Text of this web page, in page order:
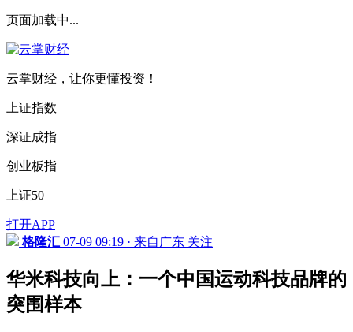
页面加载中...
云掌财经，让你更懂投资！
上证指数
深证成指
创业板指
上证50
打开APP
格隆汇 07-09 09:19 · 来自广东 关注
华米科技向上：一个中国运动科技品牌的
突围样本